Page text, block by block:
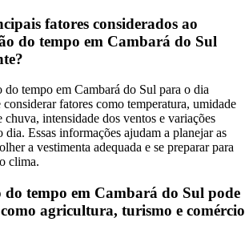
fatores considerados ao
do tempo em Cambará do Sul
do tempo em Cambará do Sul para o dia
fatores como temperatura, umidade
chuva, intensidade dos ventos e variações
Essas informações ajudam a planejar as
a vestimenta adequada e se preparar para
clima.
do tempo em Cambará do Sul pode
agricultura, turismo e comércio